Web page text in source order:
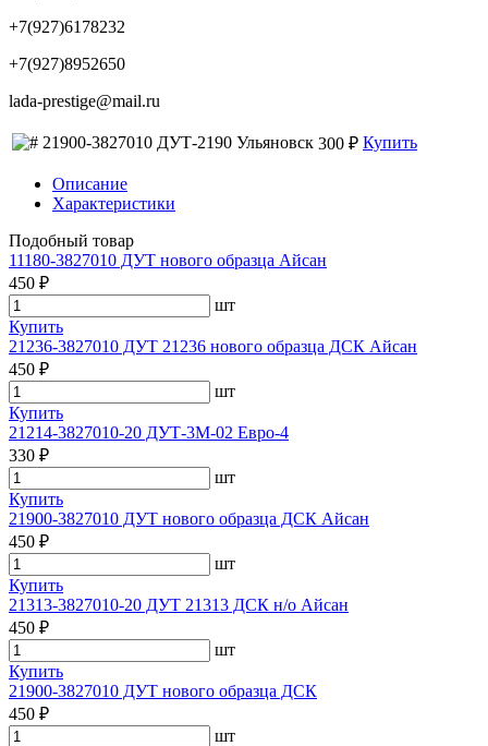
+7(927)6178232
+7(927)8952650
lada-prestige@mail.ru
21900-3827010 ДУТ-2190 Ульяновск 300 ₽ Купить
Описание
Характеристики
Подобный товар
11180-3827010 ДУТ нового образца Айсан
450 ₽
шт
Купить
21236-3827010 ДУТ 21236 нового образца ДСК Айсан
450 ₽
шт
Купить
21214-3827010-20 ДУТ-3М-02 Евро-4
330 ₽
шт
Купить
21900-3827010 ДУТ нового образца ДСК Айсан
450 ₽
шт
Купить
21313-3827010-20 ДУТ 21313 ДСК н/о Айсан
450 ₽
шт
Купить
21900-3827010 ДУТ нового образца ДСК
450 ₽
шт